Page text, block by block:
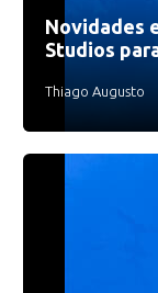
Novidades
Studios
Thiago Augusto